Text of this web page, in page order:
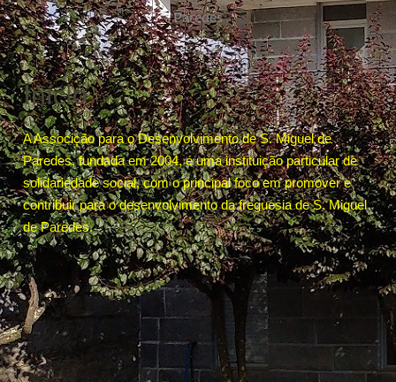
Paredes
Início
A Associção para o Desenvolvimento de S. Miguel de
Paredes, fundada em 2004, é uma instituição particular de
solidariedade social, com o principal foco em promover e
contribuir para o desenvolvimento da freguesia de S. Miguel
de Paredes.